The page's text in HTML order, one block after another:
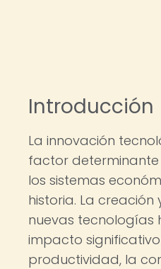
Introducción
La innovación
factor determinante
los sistemas
historia. La
nuevas tecnologías
impacto
productividad, la